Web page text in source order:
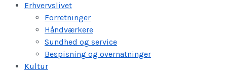
Erhvervslivet
Forretninger
Håndværkere
Sundhed og service
Bespisning og overnatninger
Kultur